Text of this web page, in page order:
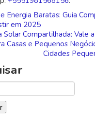
Energia Baratas: Guia
em 2025
Solar Compartilhada: Vale
Casas e Pequenos
Cidades